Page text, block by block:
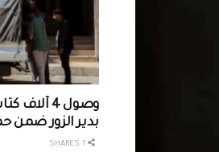
وصول 4
بدير الزور ضمن